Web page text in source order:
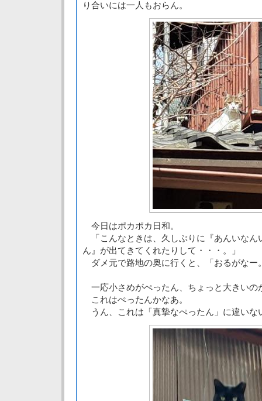
り合いには一人もおらん。
今日はポカポカ日和。
「こんなときは、久しぶりに『あんいなん
ん』が出てきてくれたりして・・・。」
ダメ元で路地の奥に行くと、「おるがなー
一応小さめがぺったん、ちょっと大きいの
これはぺったんかなあ。
うん、これは「真摯なぺったん」に違いな